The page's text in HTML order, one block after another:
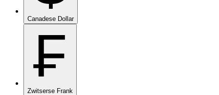
Canadese Dollar
₣
Zwitserse Frank